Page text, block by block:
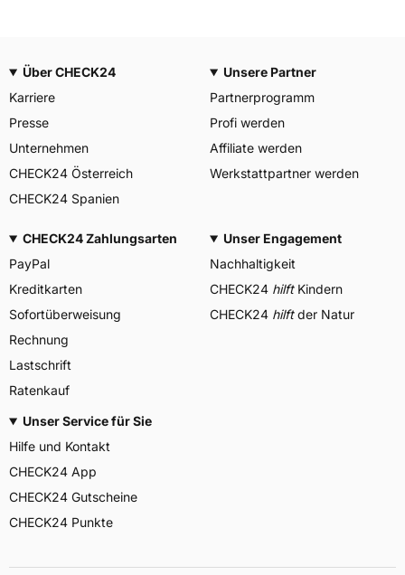
Über CHECK24
Karriere
Presse
Unternehmen
CHECK24 Österreich
CHECK24 Spanien
Unsere Partner
Partnerprogramm
Profi werden
Affiliate werden
Werkstattpartner werden
CHECK24 Zahlungsarten
PayPal
Kreditkarten
Sofortüberweisung
Rechnung
Lastschrift
Ratenkauf
Unser Engagement
Nachhaltigkeit
CHECK24 hilftKindern
CHECK24 hilftder Natur
Unser Service für Sie
Hilfe und Kontakt
CHECK24 App
CHECK24 Gutscheine
CHECK24 Punkte